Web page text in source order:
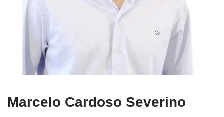
Marcelo Cardoso Severino